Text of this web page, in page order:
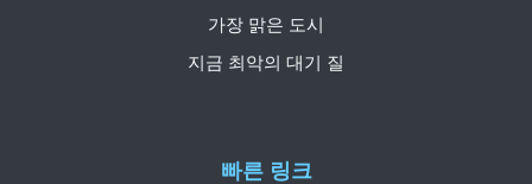
빠른 링크
가장 맑은 도시
지금 최악의 대기 질